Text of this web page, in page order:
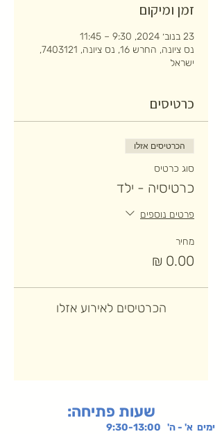
זמן ומיקום
23 בנוב׳ 2024, 9:30 – 11:45
נס ציונה, החרש 16, נס ציונה, 7403121,
ישראל
כרטיסים
הכרטיסים אזלו
סוג כרטיס
כרטיסיה - ילד
פרטים נוספים
מחיר
הכרטיסים לאירוע אזלו
:שעות פתיחה
ימים א' - ה' 9:30-13:00